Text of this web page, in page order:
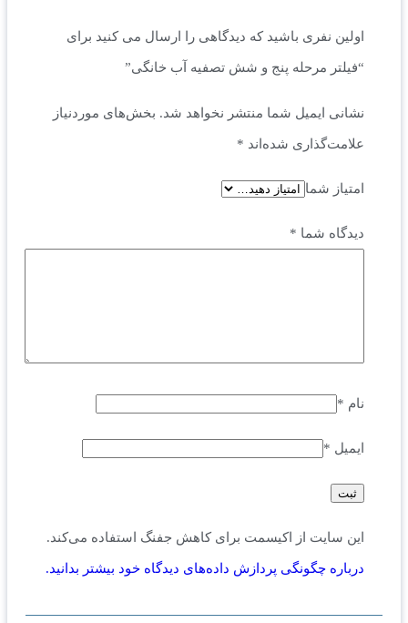
اولین نفری باشید که دیدگاهی را ارسال می کنید برای
“فیلتر مرحله پنج و شش تصفیه آب خانگی”
نشانی ایمیل شما منتشر نخواهد شد. بخش‌های موردنیاز
علامت‌گذاری شده‌اند *
امتیاز شما
دیدگاه شما *
نام *
ایمیل *
این سایت از اکیسمت برای کاهش جفنگ استفاده می‌کند.
درباره چگونگی پردازش داده‌های دیدگاه خود بیشتر بدانید.